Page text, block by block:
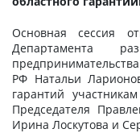
Основная сессия
Департамента
РФ Натальи
гарантий
Председателя
Ирина Лоскутова и